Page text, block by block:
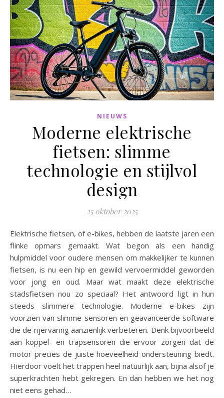
NIEUWS
Moderne elektrische
fietsen: slimme
technologie en stijlvol
design
25 oktober 2025
Elektrische fietsen, of e-bikes, hebben de laatste jaren een
flinke opmars gemaakt. Wat begon als een handig
hulpmiddel voor oudere mensen om makkelijker te kunnen
fietsen, is nu een hip en gewild vervoermiddel geworden
voor jong en oud. Maar wat maakt deze elektrische
stadsfietsen nou zo speciaal? Het antwoord ligt in hun
steeds slimmere technologie. Moderne e-bikes zijn
voorzien van slimme sensoren en geavanceerde software
die de rijervaring aanzienlijk verbeteren. Denk bijvoorbeeld
aan koppel- en trapsensoren die ervoor zorgen dat de
motor precies de juiste hoeveelheid ondersteuning biedt.
Hierdoor voelt het trappen heel natuurlijk aan, bijna alsof je
superkrachten hebt gekregen. En dan hebben we het nog
niet eens gehad…